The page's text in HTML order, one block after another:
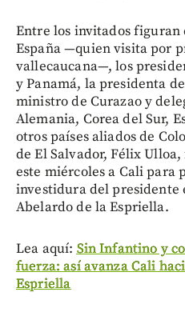
Entre los invitados figuran
España —quien visita por
vallecaucana—, los
y Panamá, la presidenta
ministro de Curazao y
Alemania, Corea del Sur,
otros países aliados de
de El Salvador, Félix
este miércoles a Cali para
investidura del presidente
Abelardo de la Espriella.
Lea aquí: Sin Infantino y
fuerza: así avanza Cali
Espriella